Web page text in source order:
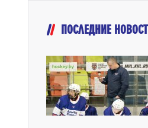
ПОСЛЕДНИЕ